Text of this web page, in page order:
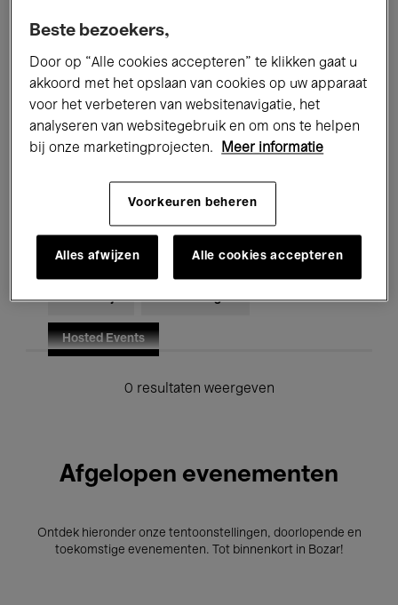
Alle evenementen
Tentoonstellingen Films
Performances Lezingen & Debatten
Jazz Klassieke Muziek Global Music
Elektronische Muziek
Voor iedereen Kids’ Palace
Onderwijs Rondleidingen
Hosted Events
0 resultaten weergeven
Afgelopen evenementen
Ontdek hieronder onze tentoonstellingen, doorlopende en
toekomstige evenementen. Tot binnenkort in Bozar!
Beste bezoekers,
Door op “Alle cookies accepteren” te klikken gaat u
akkoord met het opslaan van cookies op uw apparaat
voor het verbeteren van websitenavigatie, het
analyseren van websitegebruik en om ons te helpen
bij onze marketingprojecten.
Meer informatie
Voorkeuren beheren
Alles afwijzen Alle cookies accepteren